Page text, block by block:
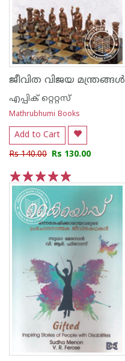
ജീവിത വിജയ മന്ത്രങ്ങള്‍
എപ്പിക് റ്റെറ്റസ്‌
Mathrubhumi Books
Add to Cart
Rs 140.00 Rs 130.00
5
4
3
2
1